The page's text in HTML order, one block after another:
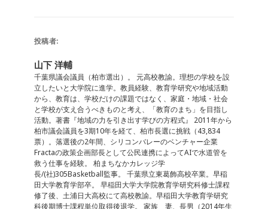
e
b
o
o
k
n
投稿者:
山下 洋輔
千葉県議会議員（柏市選出）。 元高校教諭。理想の学校を設
立したいと大学院に進学。教員経験、教育学研究や地域活動
から、教育は、学校だけの課題ではなく、家庭・地域・社会
と学校が支え合うべきものと考え、「教育のまち」を目指し
活動。著書『地域の力を引き出す学びの方程式』 2011年から
柏市議会議員を3期10年を経て、柏市長選に挑戦（43,834
票）。落選後の2年間、シリコンバレーのベンチャー企業
Fractaの政策企画部長として公民連携によってAIで水道管を
救う仕事を経験。 柏まちなかカレッジ学
長/(社)305Basketball監事。 千葉県立東葛飾高校卒業。早稲
田大学教育学部卒。 早稲田大学大学院教育学研究科修士課程
修了後、土浦日大高校にて高校教諭。早稲田大学教育学研究
科後期博士課程単位取得後退学。 家族 妻、長男（2014年生